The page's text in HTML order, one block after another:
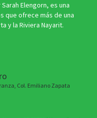
Elengorn, es una
que ofrece más de una
y la Riviera Nayarit.
Col. Emiliano Zapata